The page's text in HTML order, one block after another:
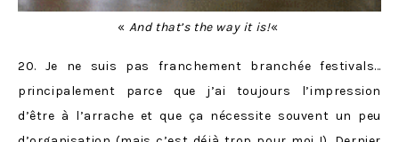
« And that’s the way it is!«
20. Je ne suis pas franchement branchée festivals…
principalement parce que j’ai toujours l’impression
d’être à l’arrache et que ça nécessite souvent un peu